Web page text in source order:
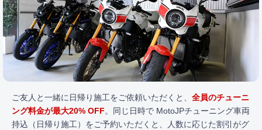
ご友人と一緒に日帰り施工をご依頼いただくと、 全員のチューニ
ング料金が最大20% OFF。同じ日時で MotoJPチューニング車両
持込（日帰り施工）をご予約いただくと、人数に応じた割引がグ